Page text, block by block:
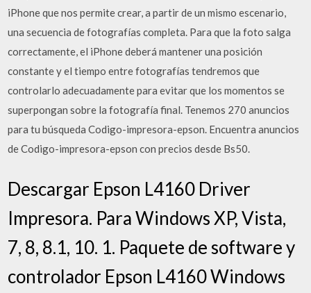
iPhone que nos permite crear, a partir de un mismo escenario,
una secuencia de fotografías completa. Para que la foto salga
correctamente, el iPhone deberá mantener una posición
constante y el tiempo entre fotografías tendremos que
controlarlo adecuadamente para evitar que los momentos se
superpongan sobre la fotografía final. Tenemos 270 anuncios
para tu búsqueda Codigo-impresora-epson. Encuentra anuncios
de Codigo-impresora-epson con precios desde Bs50.
Descargar Epson L4160 Driver
Impresora. Para Windows XP, Vista,
7, 8, 8.1, 10. 1. Paquete de software y
controlador Epson L4160 Windows